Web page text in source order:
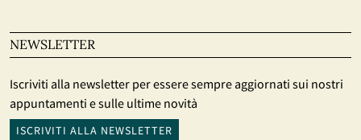
NEWSLETTER
Iscriviti alla newsletter per essere sempre aggiornati sui nostri
appuntamenti e sulle ultime novità
ISCRIVITI ALLA NEWSLETTER